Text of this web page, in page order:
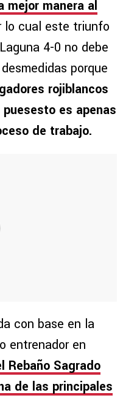
mejor manera al
lo cual este triunfo
4-0 no debe
porque
rojiblancos
es apenas
de trabajo.
con base en la
entrenador en
Rebaño Sagrado
de las principales